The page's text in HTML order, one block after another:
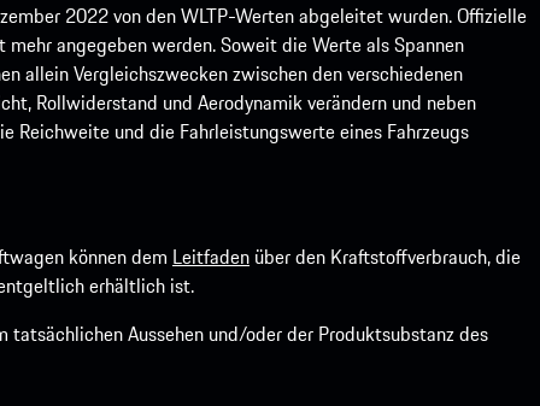
2022 von den WLTP-Werten abgeleitet wurden. Offizielle
angegeben werden. Soweit die Werte als Spannen
allein Vergleichszwecken zwischen den verschiedenen
Rollwiderstand und Aerodynamik verändern und neben
Reichweite und die Fahrleistungswerte eines Fahrzeugs
können dem Leitfaden über den Kraftstoffverbrauch, die
erhältlich ist.
Aussehen und/oder der Produktsubstanz des